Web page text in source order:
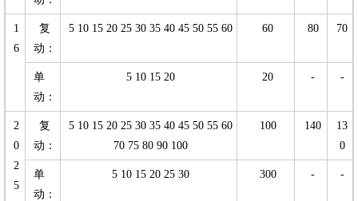
1
6
复
动：
5 10 15 20 25 30 35 40 45 50 55 60 60 80 70
单
动：
5 10 15 20 20 - -
2
0
2
5
复
动：
5 10 15 20 25 30 35 40 45 50 55 60
70 75 80 90 100
100 140
13
0
单
动：
5 10 15 20 25 30 300 - -